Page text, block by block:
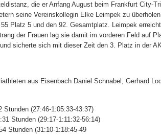
die er Anfang August beim Frankfurt City-
seine Vereinskollegin Elke Leimpek zu
Platz 5 und den 92. Gesamtplatz. Leimpek
der Frauen lag sie damit im vorderen Feld auf
sicherte sich mit dieser Zeit den 3. Platz in der
aus Eisenbach Daniel Schnabel, Gerhard
Stunden (27:46-1:05:33-43:37)
Stunden (29:17-1:11:32-56:14)
Stunden (31:10-1:18:45-49